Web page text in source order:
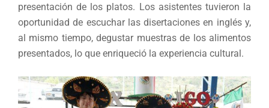
presentación de los platos. Los asistentes tuvieron la
oportunidad de escuchar las disertaciones en inglés y,
al mismo tiempo, degustar muestras de los alimentos
presentados, lo que enriqueció la experiencia cultural.